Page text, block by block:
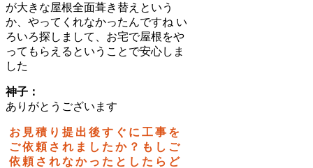
が大きな屋根全面葺き替えという
か、やってくれなかったんですね い
ろいろ探しまして、お宅で屋根をや
ってもらえるということで安心しま
した
神子：
ありがとうございます
お見積り提出後すぐに工事を
ご依頼されましたか？もしご
依頼されなかったとしたらど